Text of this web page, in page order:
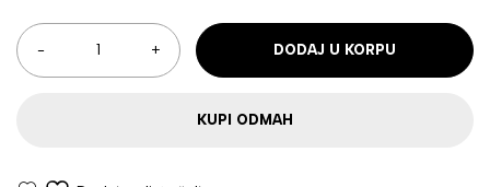
DODAJ U KORPU
KUPI ODMAH